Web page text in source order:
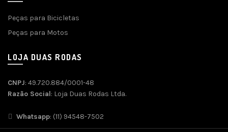
Peças para Bicicletas
Peças para Motos
LOJA DUAS RODAS
CNPJ: 49.720.884/0001-48
Razão Social: Loja Duas Rodas Ltda.
Whatsapp: (11) 94548-7502